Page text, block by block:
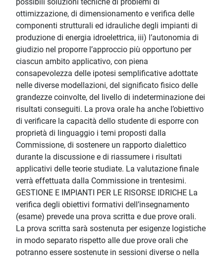
possibili soluzioni tecniche di problemi di
ottimizzazione, di dimensionamento e verifica delle
componenti strutturali ed idrauliche degli impianti di
produzione di energia idroelettrica, iii) l’autonomia di
giudizio nel proporre l’approccio più opportuno per
ciascun ambito applicativo, con piena
consapevolezza delle ipotesi semplificative adottate
nelle diverse modellazioni, del significato fisico delle
grandezze coinvolte, del livello di indeterminazione dei
risultati conseguiti. La prova orale ha anche l’obiettivo
di verificare la capacità dello studente di esporre con
proprietà di linguaggio i temi proposti dalla
Commissione, di sostenere un rapporto dialettico
durante la discussione e di riassumere i risultati
applicativi delle teorie studiate. La valutazione finale
verrà effettuata dalla Commissione in trentesimi.
GESTIONE E IMPIANTI PER LE RISORSE IDRICHE La
verifica degli obiettivi formativi dell’insegnamento
(esame) prevede una prova scritta e due prove orali.
La prova scritta sarà sostenuta per esigenze logistiche
in modo separato rispetto alle due prove orali che
potranno essere sostenute in sessioni diverse o nella